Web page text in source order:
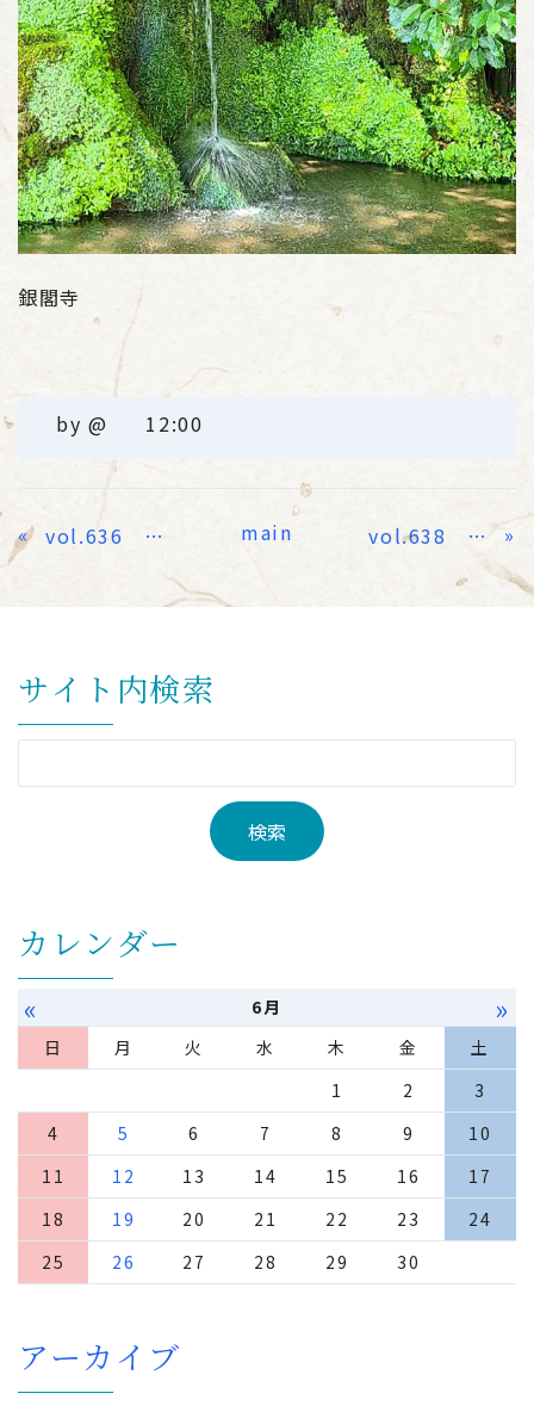
銀閣寺
by @ 12:00
« vol.636 紡がれる日々
main vol.638 手紙の
»
サイト内検索
カレンダー
« 6月 »
日 月 火 水 木 金
土
1
2
3
4
5 6 7 8 9
10
11
12 13 14 15 16
17
18
19 20 21 22 23
24
25
26 27 28 29 30
アーカイブ